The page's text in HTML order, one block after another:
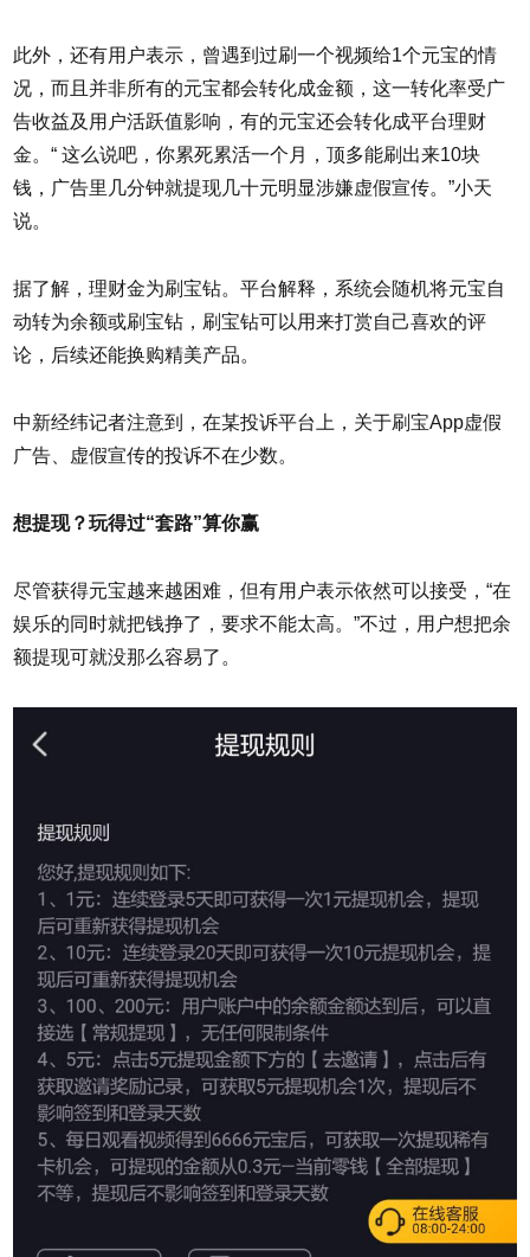
此外，还有用户表示，曾遇到过刷一个视频给1个元宝的情
况，而且并非所有的元宝都会转化成金额，这一转化率受广
告收益及用户活跃值影响，有的元宝还会转化成平台理财
金。“ 这么说吧，你累死累活一个月，顶多能刷出来10块
钱，广告里几分钟就提现几十元明显涉嫌虚假宣传。”小天
说。
据了解，理财金为刷宝钻。平台解释，系统会随机将元宝自
动转为余额或刷宝钻，刷宝钻可以用来打赏自己喜欢的评
论，后续还能换购精美产品。
中新经纬记者注意到，在某投诉平台上，关于刷宝App虚假
广告、虚假宣传的投诉不在少数。
想提现？玩得过“套路”算你赢
尽管获得元宝越来越困难，但有用户表示依然可以接受，“在
娱乐的同时就把钱挣了，要求不能太高。”不过，用户想把余
额提现可就没那么容易了。